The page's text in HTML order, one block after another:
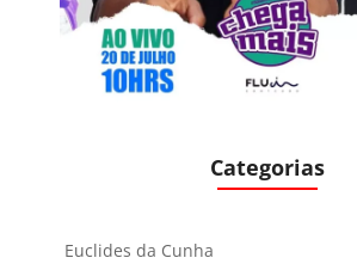
Categorias
Euclides da Cunha